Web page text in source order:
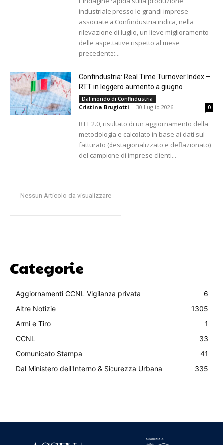
industriale presso le grandi imprese
associate a Confindustria indica, nella
rilevazione di luglio, un lieve miglioramento
delle aspettative rispetto al mese
precedente:...
Confindustria: Real Time Turnover Index –
RTT in leggero aumento a giugno
Dal mondo di Confindustria
Cristina Brugiotti - 30 Luglio 2026 0
RTT 2.0, risultato di un aggiornamento della
metodologia e calcolato in base ai dati sul
fatturato (destagionalizzato e deflazionato)
del campione di imprese clienti...
Nessun Articolo da visualizzare
Categorie
Aggiornamenti CCNL Vigilanza privata
6
Altre Notizie
1305
Armi e Tiro
1
CCNL
33
Comunicato Stampa
41
Dal Ministero dell'Interno & Sicurezza Urbana
335